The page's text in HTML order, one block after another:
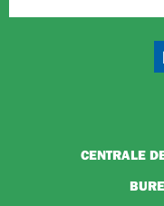
CENTRALE